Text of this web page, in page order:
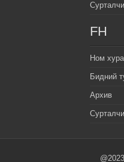
FH
Ном
Бидний
Архив